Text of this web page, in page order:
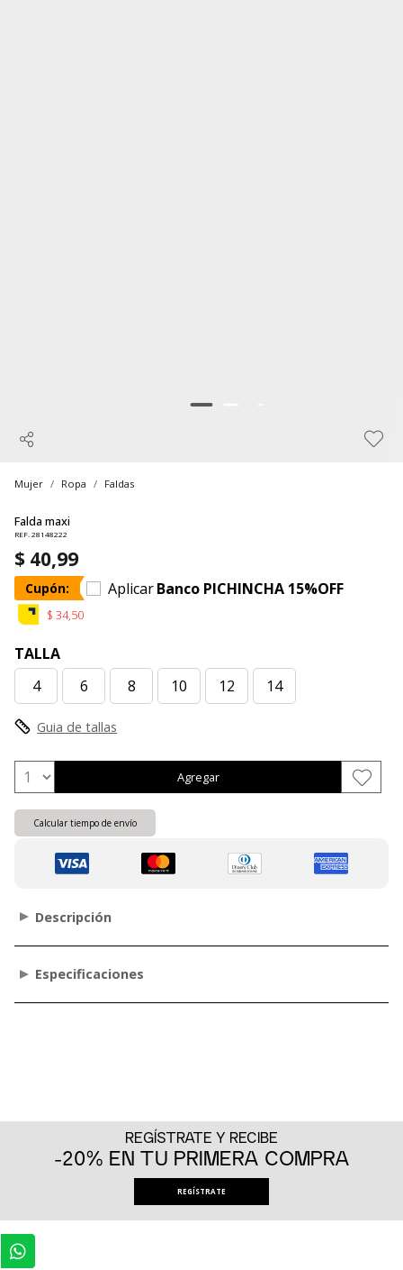
Mujer Ropa Faldas
Falda maxi
REF. 28148222
$ 40,99
Cupón: AplicarBanco PICHINCHA 15%OFF
$ 34,50
TALLA
4
6 8 10 12 14
Guia de tallas
Agregar
Calcular tiempo de envío
Descripción
Especificaciones
REGÍSTRATE Y RECIBE
-20% EN TU PRIMERA COMPRA
REGÍSTRATE